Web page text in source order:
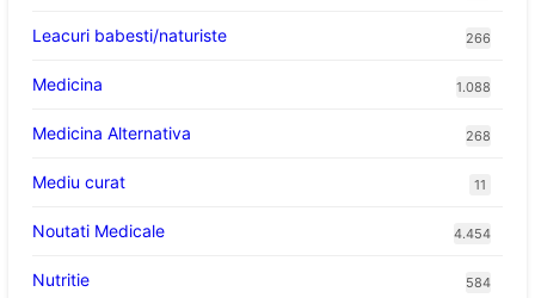
Leacuri babesti/naturiste 266
Medicina 1.088
Medicina Alternativa 268
Mediu curat 11
Noutati Medicale 4.454
Nutritie 584